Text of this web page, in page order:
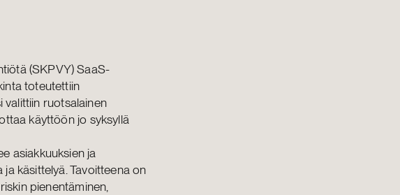
(SKPVY) SaaS-
toteutettiin
valittiin ruotsalainen
käyttöön jo syksyllä
asiakkuuksien ja
käsittelyä. Tavoitteena on
pienentäminen,